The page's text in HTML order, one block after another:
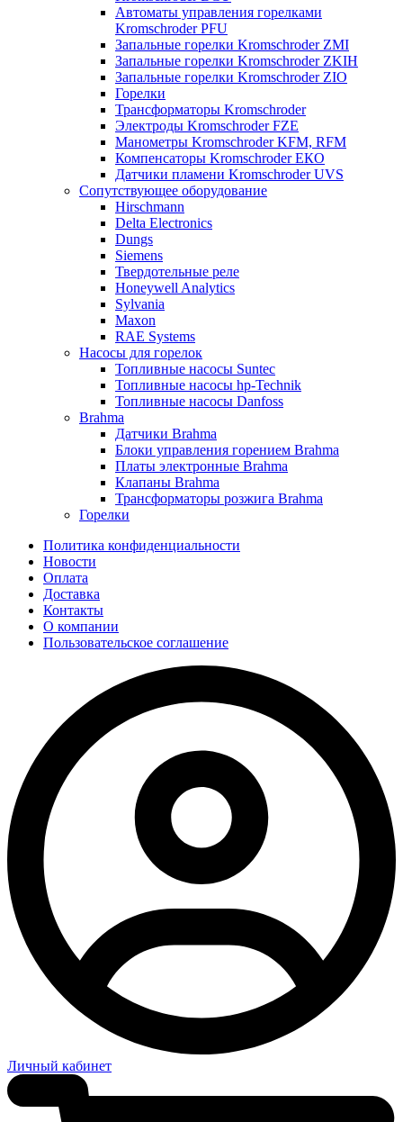
Автоматы управления горелками
Kromschroder PFU
Запальные горелки Kromschroder ZМI
Запальные горелки Kromschroder ZKIH
Запальные горелки Kromschroder ZIO
Горелки
Трансформаторы Kromschroder
Электроды Kromschroder FZE
Манометры Kromschroder KFM, RFM
Компенсаторы Kromschroder ЕКО
Датчики пламени Kromschroder UVS
Сопутствующее оборудование
Hirschmann
Delta Electronics
Dungs
Siemens
Твердотельные реле
Honeywell Analytics
Sylvania
Maxon
RAE Systems
Насосы для горелок
Топливные насосы Suntec
Топливные насосы hp-Technik
Топливные насосы Danfoss
Brahma
Датчики Brahma
Блоки управления горением Brahma
Платы электронные Brahma
Клапаны Brahma
Трансформаторы розжига Brahma
Горелки
Политика конфиденциальности
Новости
Оплата
Доставка
Контакты
О компании
Пользовательское соглашение
Личный кабинет